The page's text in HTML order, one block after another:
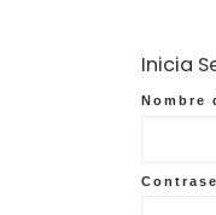
Inicia
Nombre